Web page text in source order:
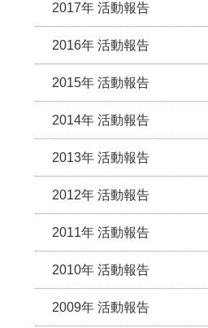
2017年 活動報告
2016年 活動報告
2015年 活動報告
2014年 活動報告
2013年 活動報告
2012年 活動報告
2011年 活動報告
2010年 活動報告
2009年 活動報告